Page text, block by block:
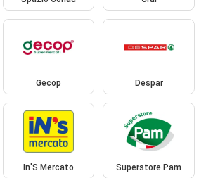
Gecop Despar
In'S Mercato Superstore Pam